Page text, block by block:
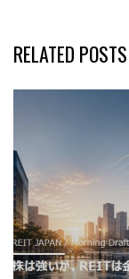
RELATED POSTS